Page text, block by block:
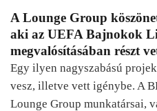
A Lounge Group
aki az UEFA Bajnokok
megvalósításában részt
Egy ilyen nagyszabású
vesz, illetve vett igénybe. A
Lounge Group munkatársai,